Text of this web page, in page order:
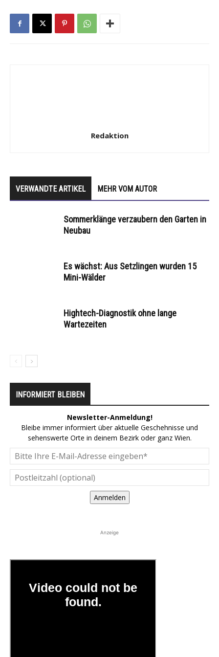
Redaktion
VERWANDTE ARTIKEL MEHR VOM AUTOR
Sommerklänge verzaubern den Garten in
Neubau
Es wächst: Aus Setzlingen wurden 15
Mini-Wälder
Hightech-Diagnostik ohne lange
Wartezeiten
INFORMIERT BLEIBEN
Newsletter-Anmeldung!
Bleibe immer informiert über aktuelle Geschehnisse und
sehenswerte Orte in deinem Bezirk oder ganz Wien.
Anmelden
Anzeige